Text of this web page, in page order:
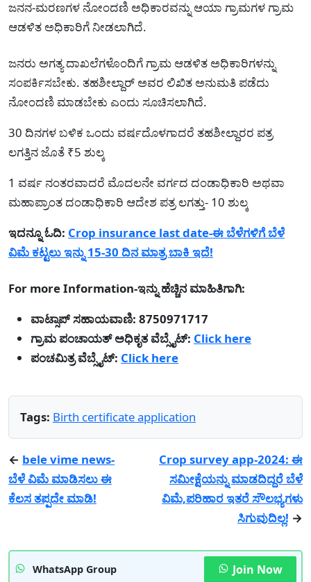
ಜನನ-ಮರಣಗಳ ನೋಂದಣಿ ಅಧಿಕಾರವನ್ನು ಆಯಾ ಗ್ರಾಮಗಳ ಗ್ರಾಮ
ಆಡಳಿತ ಅಧಿಕಾರಿಗೆ ನೀಡಲಾಗಿದೆ.
ಜನರು ಅಗತ್ಯ ದಾಖಲೆಗಳೊಂದಿಗೆ ಗ್ರಾಮ ಆಡಳಿತ ಅಧಿಕಾರಿಗಳನ್ನು
ಸಂಪರ್ಕಿಸಬೇಕು. ತಹಶೀಲ್ದಾರ್‌ ಅವರ ಲಿಖಿತ ಅನುಮತಿ ಪಡೆದು
ನೋಂದಣಿ ಮಾಡಬೇಕು ಎಂದು ಸೂಚಿಸಲಾಗಿದೆ.
30 ದಿನಗಳ ಬಳಿಕ ಒಂದು ವರ್ಷದೊಳಗಾದರೆ ತಹಶೀಲ್ದಾರರ ಪತ್ರ
ಲಗತ್ತಿನ ಜೊತೆ ₹5 ಶುಲ್ಕ
1 ವರ್ಷ ನಂತರವಾದರೆ ಮೊದಲನೇ ವರ್ಗದ ದಂಡಾಧಿಕಾರಿ ಅಥವಾ
ಮಹಾಪ್ರಾಂತ ದಂಡಾಧಿಕಾರಿ ಆದೇಶ ಪತ್ರ ಲಗತ್ತು- 10 ಶುಲ್ಕ
ಇದನ್ನೂ ಓದಿ: Crop insurance last date-ಈ ಬೆಳೆಗಳಿಗೆ ಬೆಳೆ
ವಿಮೆ ಕಟ್ಟಲು ಇನ್ನು 15-30 ದಿನ ಮಾತ್ರ ಬಾಕಿ ಇದೆ!
For more Information-ಇನ್ನು ಹೆಚ್ಚಿನ ಮಾಹಿತಿಗಾಗಿ:
ವಾಟ್ಸಾಪ್ ಸಹಾಯವಾಣಿ: 8750971717
ಗ್ರಾಮ ಪಂಚಾಯತ್ ಅಧಿಕೃತ ವೆಬ್ಸೈಟ್: Click here
ಪಂಚಮಿತ್ರ ವೆಬ್ಸೈಟ್: Click here
Tags: Birth certificate application
← bele vime news-
ಬೆಳೆ ವಿಮೆ ಮಾಡಿಸಲು ಈ
ಕೆಲಸ ತಪ್ಪದೇ ಮಾಡಿ!
Crop survey app-2024: ಈ
ಸಮೀಕ್ಷೆಯನ್ನು ಮಾಡದಿದ್ದರೆ ಬೆಳೆ
ವಿಮೆ,ಪರಿಹಾರ ಇತರೆ ಸೌಲಭ್ಯಗಳು
ಸಿಗುವುದಿಲ್ಲ! →
WhatsApp Group Join Now